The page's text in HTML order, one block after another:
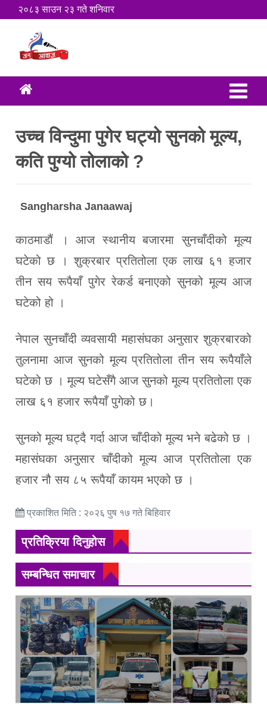
२०८३ साउन २३ गते शनिवार
उच्च विन्दुमा पुगेर घट्यो सुनको मूल्य,
कति पुग्यो तोलाको ?
Sangharsha Janaawaj
काठमाडौं । आज स्थानीय बजारमा सुनचाँदीको मूल्य
घटेको छ । शुक्रबार प्रतितोला एक लाख ६१ हजार
तीन सय रूपैयाँ पुगेर रेकर्ड बनाएको सुनको मूल्य आज
घटेको हो ।
नेपाल सुनचाँदी व्यवसायी महासंघका अनुसार शुक्रबारको
तुलनामा आज सुनको मूल्य प्रतितोला तीन सय रूपैयाँले
घटेको छ । मूल्य घटेसँगै आज सुनको मूल्य प्रतितोला एक
लाख ६१ हजार रूपैयाँ पुगेको छ।
सुनको मूल्य घट्दै गर्दा आज चाँदीको मूल्य भने बढेको छ ।
महासंघका अनुसार चाँदीको मूल्य आज प्रतितोला एक
हजार नौ सय ८५ रूपैयाँ कायम भएको छ ।
प्रकाशित मिति : २०२६ पुष १७ गते बिहिवार
प्रतिक्रिया दिनुहोस
सम्बन्धित समाचार